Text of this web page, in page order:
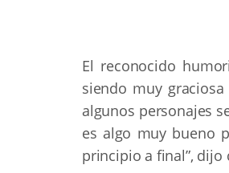
El reconocido
siendo muy
algunos personajes
es algo muy bueno
principio a final”, dijo